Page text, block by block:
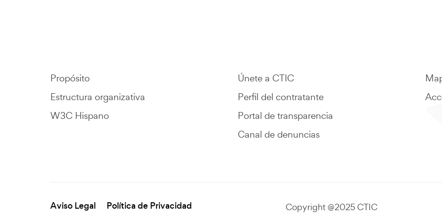
Propósito
Estructura organizativa
W3C Hispano
Únete a CTIC
Perfil del contratante
Portal de transparencia
Canal de denuncias
Aviso Legal
Política de Privacidad
Copyright @2025 CTIC